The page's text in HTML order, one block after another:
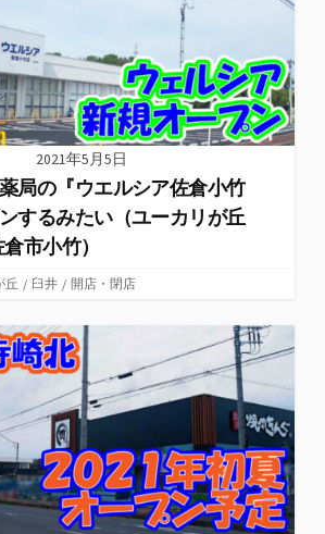
2021年5月5日
局の『ウエルシア佐倉小竹
するみたい（ユーカリが丘
市小竹）
丘 / 臼井 / 開店・閉店